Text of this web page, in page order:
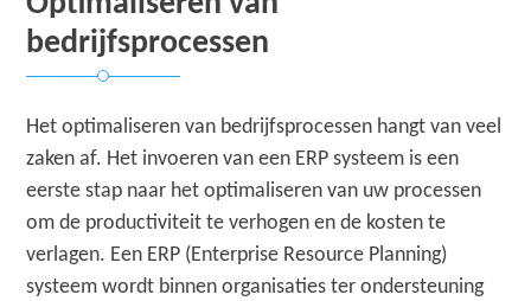
bedrijfsprocessen
Het optimaliseren van bedrijfsprocessen hangt van veel
zaken af. Het invoeren van een ERP systeem is een
eerste stap naar het optimaliseren van uw processen
om de productiviteit te verhogen en de kosten te
verlagen. Een ERP (Enterprise Resource Planning)
systeem wordt binnen organisaties ter ondersteuning